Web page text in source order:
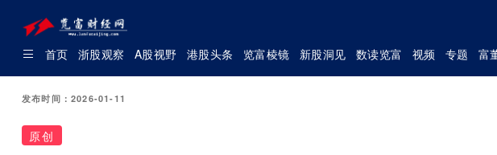
首页 浙股观察 A股视野 港股头条 览富棱镜 新股洞见 数读览富 视频 专题 富
发布时间：2026-01-11
原创